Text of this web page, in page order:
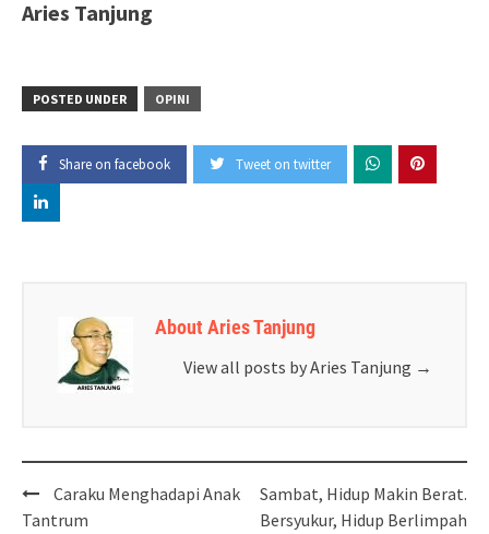
Aries Tanjung
POSTED UNDER OPINI
Share on facebook Tweet on twitter
About Aries Tanjung
View all posts by Aries Tanjung →
Post
navigation
Caraku Menghadapi Anak
Tantrum
Sambat, Hidup Makin Berat.
Bersyukur, Hidup Berlimpah